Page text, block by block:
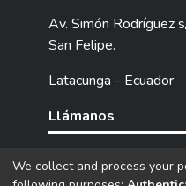
Av. Simón Rodríguez
San Felipe.
Latacunga - Ecuador
Llámanos
Tel: (593) 03
We collect and process your